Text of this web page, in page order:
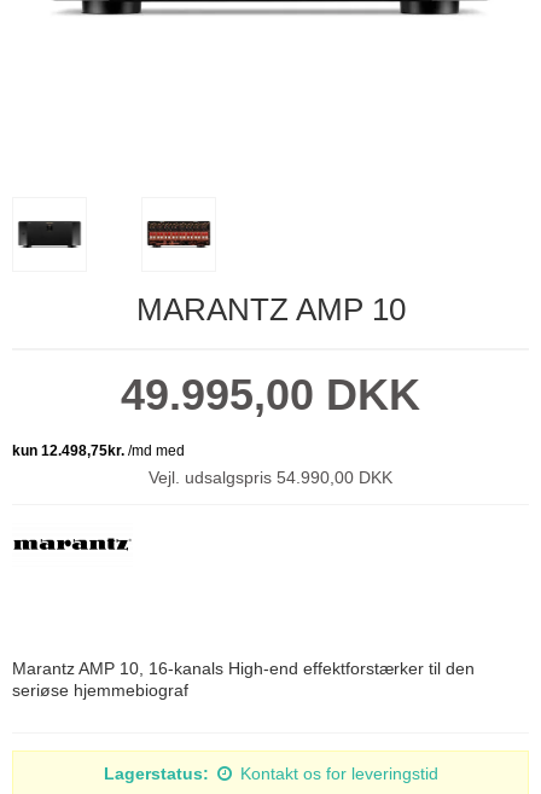
MARANTZ AMP 10
49.995,00 DKK
Vejl. udsalgspris 54.990,00 DKK
Marantz AMP 10, 16-kanals High-end effektforstærker til den
seriøse hjemmebiograf
Lagerstatus: Kontakt os for leveringstid